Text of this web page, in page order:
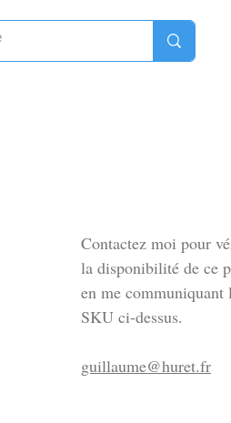
Contactez moi pour
la disponibilité de ce
en me communiquant
SKU ci-dessus.
guillaume@huret.fr